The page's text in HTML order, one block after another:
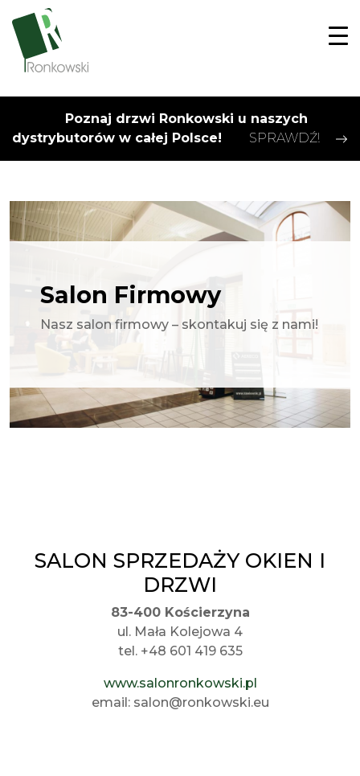
Poznaj drzwi Ronkowski u naszych
dystrybutorów w całej Polsce!
SPRAWDŹ!
Salon Firmowy
Nasz salon firmowy – skontakuj się z nami!
SALON SPRZEDAŻY OKIEN I
DRZWI
83-400 Kościerzyna
ul. Mała Kolejowa 4
tel. +48 601 419 635
www.salonronkowski.pl
email: salon@ronkowski.eu